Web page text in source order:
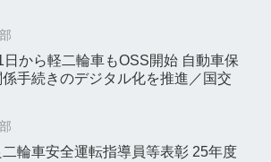
日から軽二輪車もOSS開始 自動車保
手続きのデジタル化を推進／国交
輪車安全運転指導員等表彰 25年度